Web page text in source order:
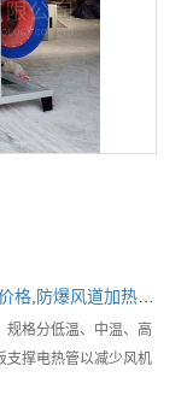
格 防爆风道加热器厂家
规格分低温、中温、高
支撑电热管以减少风机
置。低温型可直接安